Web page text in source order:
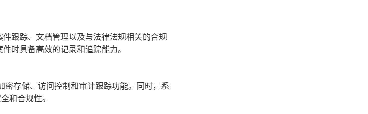
跟踪、文档管理以及与法律法规相关的合规
时具备高效的记录和追踪能力。
存储、访问控制和审计跟踪功能。同时，系
和合规性。